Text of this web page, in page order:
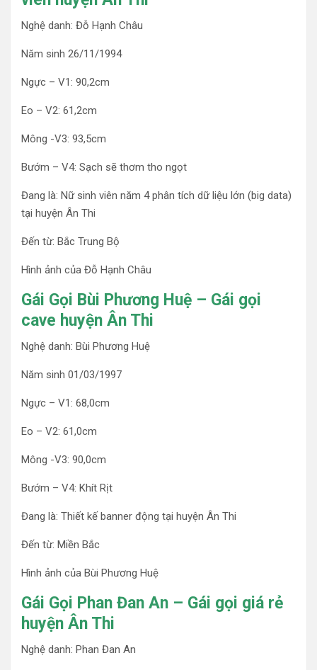
Nghệ danh: Đỗ Hạnh Châu
Năm sinh 26/11/1994
Ngực – V1: 90,2cm
Eo – V2: 61,2cm
Mông -V3: 93,5cm
Bướm – V4: Sạch sẽ thơm tho ngọt
Đang là: Nữ sinh viên năm 4 phân tích dữ liệu lớn (big data)
tại huyện Ân Thi
Đến từ: Bắc Trung Bộ
Hình ảnh của Đỗ Hạnh Châu
Gái Gọi Bùi Phương Huệ – Gái gọi
cave huyện Ân Thi
Nghệ danh: Bùi Phương Huệ
Năm sinh 01/03/1997
Ngực – V1: 68,0cm
Eo – V2: 61,0cm
Mông -V3: 90,0cm
Bướm – V4: Khít Rịt
Đang là: Thiết kế banner động tại huyện Ân Thi
Đến từ: Miền Bắc
Hình ảnh của Bùi Phương Huệ
Gái Gọi Phan Đan An – Gái gọi giá rẻ
huyện Ân Thi
Nghệ danh: Phan Đan An